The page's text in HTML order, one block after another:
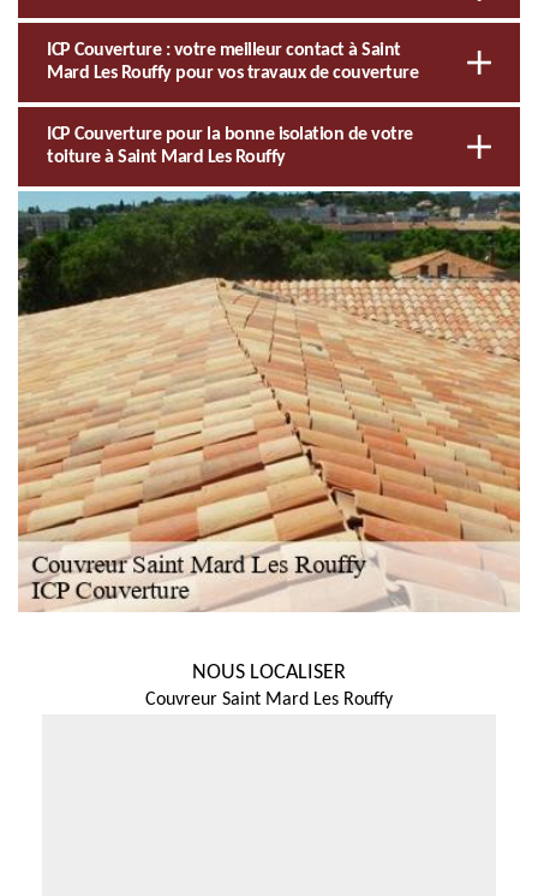
ICP Couverture : votre meilleur contact à Saint
Mard Les Rouffy pour vos travaux de couverture
ICP Couverture pour la bonne isolation de votre
toiture à Saint Mard Les Rouffy
NOUS LOCALISER
Couvreur Saint Mard Les Rouffy